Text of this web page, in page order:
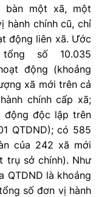
bàn một xã, một
hành chính cũ, chỉ
động liên xã. Ước
số 10.035
động (khoảng
xã mới trên cả
chính cấp xã;
động độc lập trên
QTDND); có 585
của 242 xã mới
trụ sở chính). Như
QTDND là khoảng
số đơn vị hành